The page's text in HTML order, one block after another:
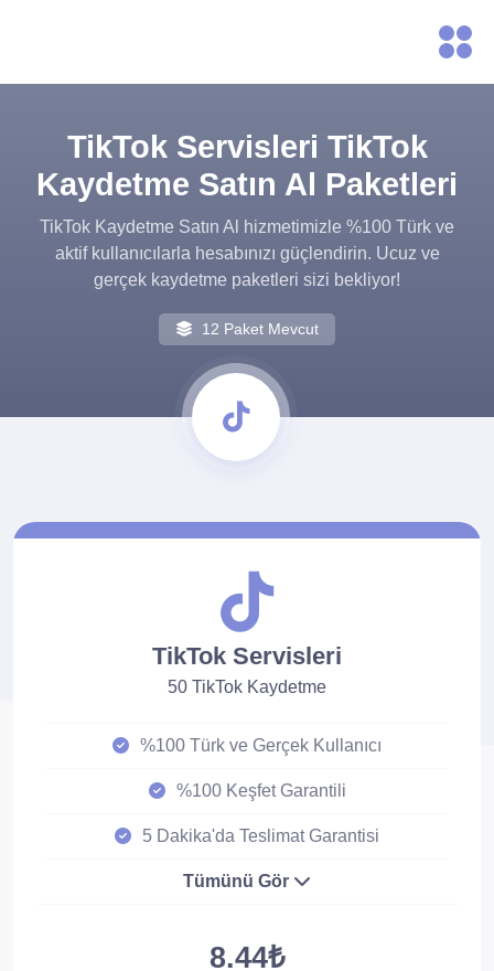
TikTok Servisleri TikTok
Kaydetme Satın Al Paketleri
TikTok Kaydetme Satın Al hizmetimizle %100 Türk ve
aktif kullanıcılarla hesabınızı güçlendirin. Ucuz ve
gerçek kaydetme paketleri sizi bekliyor!
12 Paket Mevcut
TikTok Servisleri
50 TikTok Kaydetme
%100 Türk ve Gerçek Kullanıcı
%100 Keşfet Garantili
5 Dakika'da Teslimat Garantisi
Tümünü Gör
8.44₺